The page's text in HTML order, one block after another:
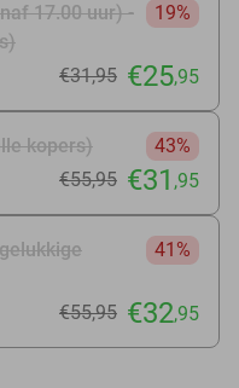
17.00 uur) -
19%
€31,95 €25,95
kopers)
43%
€55,95 €31 ,95
41%
€55,95 €32,95